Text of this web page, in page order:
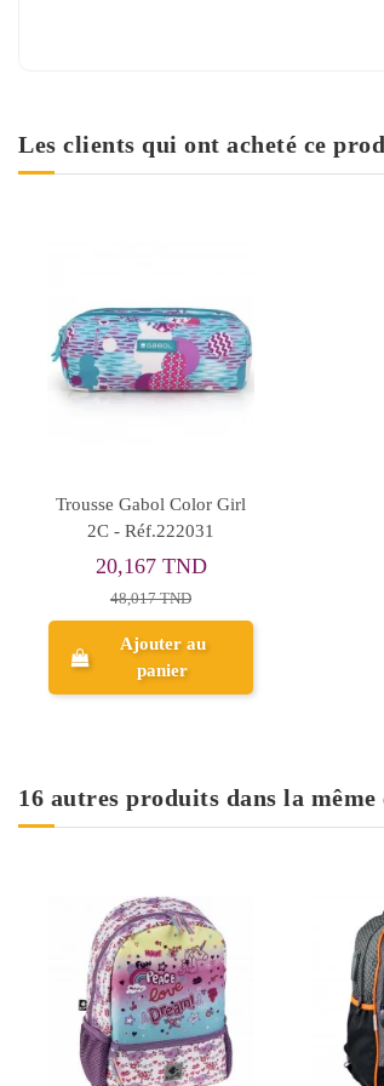
Les clients qui ont acheté ce
Trousse Gabol Color Girl
2C - Réf.222031
20,167 TND
48,017 TND
Ajouter au
panier
16 autres produits dans la même